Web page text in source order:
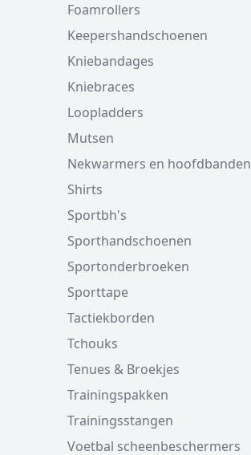
Foamrollers
Keepershandschoenen
Kniebandages
Kniebraces
Loopladders
Mutsen
Nekwarmers en hoofdbanden
Shirts
Sportbh's
Sporthandschoenen
Sportonderbroeken
Sporttape
Tactiekborden
Tchouks
Tenues & Broekjes
Trainingspakken
Trainingsstangen
Voetbal scheenbeschermers